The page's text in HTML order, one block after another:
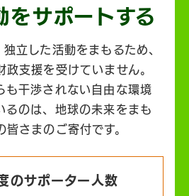
をサポートする
立した活動をまもるため、
支援を受けていません。
も干渉されない自由な環境
るのは、地球の未来をまも
皆さまのご寄付です。
のサポーター人数